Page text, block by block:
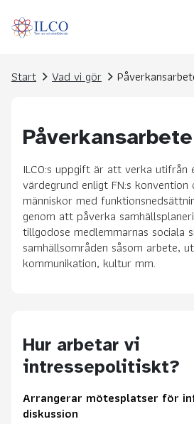
Start Vad vi gör
Påverkansarbete
ILCO:s uppgift är att verka utifrån
värdegrund enligt FN:s
människor med
genom att påverka
tillgodose medlemmarnas sociala
samhällsområden såsom arbete,
kommunikation, kultur mm.
Hur arbetar vi
intressepolitiskt?
Arrangerar mötesplatser för
diskussion